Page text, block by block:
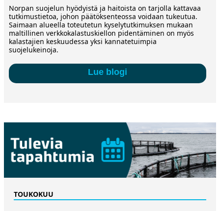
Norpan suojelun hyödyistä ja haitoista on tarjolla kattavaa
tutkimustietoa, johon päätöksenteossa voidaan tukeutua.
Saimaan alueella toteutetun kyselytutkimuksen mukaan
maltillinen verkkokalastuskiellon pidentäminen on myös
kalastajien keskuudessa yksi kannatetuimpia
suojelukeinoja.
Lue blogi
TOUKOKUU